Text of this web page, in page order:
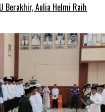
Berakhir, Aulia Helmi Raih